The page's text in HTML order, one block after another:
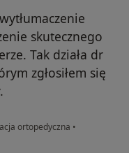
skutecznego
Tak działa dr
zgłosiłem się
ortopedyczna •